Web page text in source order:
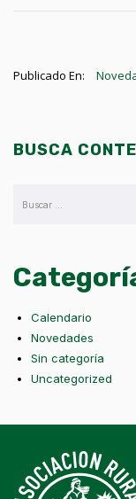
Publicado En:
BUSCA
Calendario
Novedades
Sin categoría
Uncategorized